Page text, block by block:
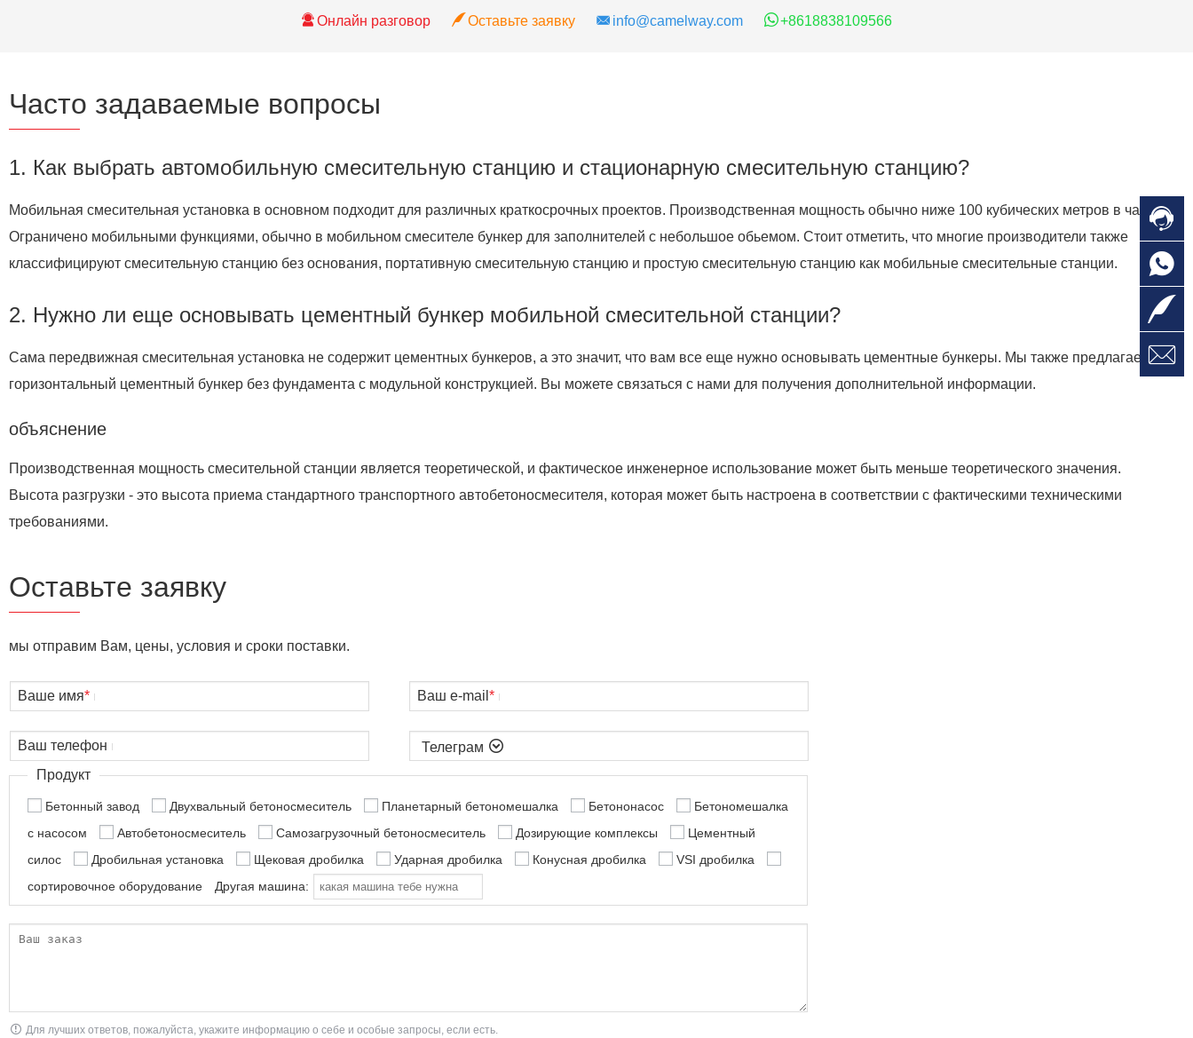
Онлайн разговор Оставьте заявку info@camelway.com +8618838109566
Часто задаваемые вопросы
1. Как выбрать автомобильную смесительную станцию и стационарную смесительную станцию?
Мобильная смесительная установка в основном подходит для различных краткосрочных проектов. Производственная мощность обычно ниже 100 кубических метров в час.
Ограничено мобильными функциями, обычно в мобильном смесителе бункер для заполнителей с небольшое обьемом. Стоит отметить, что многие производители также
классифицируют смесительную станцию без основания, портативную смесительную станцию и простую смесительную станцию как мобильные смесительные станции.
2. Нужно ли еще основывать цементный бункер мобильной смесительной станции?
Сама передвижная смесительная установка не содержит цементных бункеров, а это значит, что вам все еще нужно основывать цементные бункеры. Мы также предлагаем
горизонтальный цементный бункер без фундамента с модульной конструкцией. Вы можете связаться с нами для получения дополнительной информации.
объяснение
Производственная мощность смесительной станции является теоретической, и фактическое инженерное использование может быть меньше теоретического значения.
Высота разгрузки - это высота приема стандартного транспортного автобетоносмесителя, которая может быть настроена в соответствии с фактическими техническими
требованиями.
Оставьте заявку
мы отправим Вам, цены, условия и сроки поставки.
Ваше имя* Ваш e-mail*
Ваш телефон 
Продукт
Бетонный завод Двухвальный бетоносмеситель Планетарный бетономешалка Бетононасос
Бетономешалка
с насосом
Автобетоносмеситель Самозагрузочный бетоносмеситель Дозирующие комплексы
Цементный
силос
Дробильная установка Щековая дробилка Ударная дробилка Конусная дробилка
VSI дробилка
сортировочное оборудование
Другая машина:
Для лучших ответов, пожалуйста, укажите информацию о себе и особые запросы, если есть.